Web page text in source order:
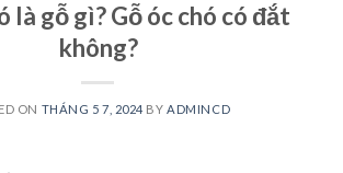
là gỗ gì? Gỗ óc chó có đắt
không?
ON THÁNG 5 7, 2024 BYADMINCD